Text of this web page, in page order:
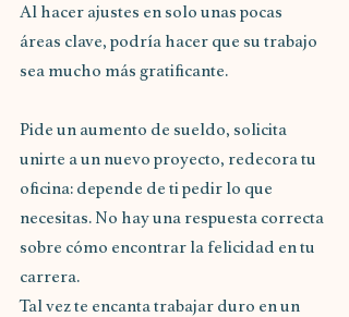
Al hacer ajustes en solo unas pocas
áreas clave, podría hacer que su trabajo
sea mucho más gratificante.
Pide un aumento de sueldo, solicita
unirte a un nuevo proyecto, redecora tu
oficina: depende de ti pedir lo que
necesitas. No hay una respuesta correcta
sobre cómo encontrar la felicidad en tu
carrera.
Tal vez te encanta trabajar duro en un